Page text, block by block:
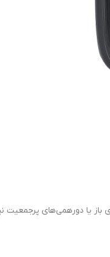
باز یا دورهمی‌های پرجمعیت